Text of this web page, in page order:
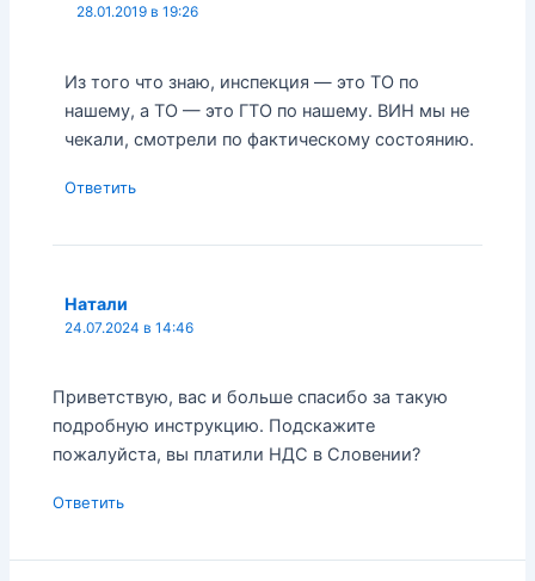
28.01.2019 в 19:26
Из того что знаю, инспекция — это ТО по
нашему, а ТО — это ГТО по нашему. ВИН мы не
чекали, смотрели по фактическому состоянию.
Ответить
Натали
24.07.2024 в 14:46
Приветствую, вас и больше спасибо за такую
подробную инструкцию. Подскажите
пожалуйста, вы платили НДС в Словении?
Ответить